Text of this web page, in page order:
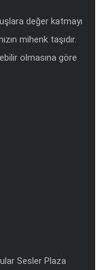
değer katmayı
mihenk taşıdır.
olmasına göre
Sesler Plaza